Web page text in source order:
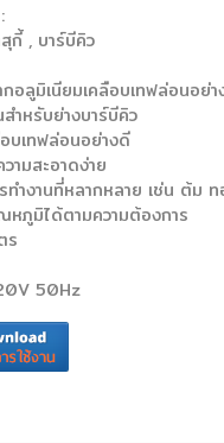
กี้ , บาร์บีคิว
อลูมิเนียมเคลือบเทฟล่อนอย่
ำหรับย่างบาร์บีคิว
บเทฟล่อนอย่างดี
ามสะอาดง่าย
ำงานที่หลากหลาย เช่น ต้ม
ภูมิได้ตามความต้องการ
ร
50Hz